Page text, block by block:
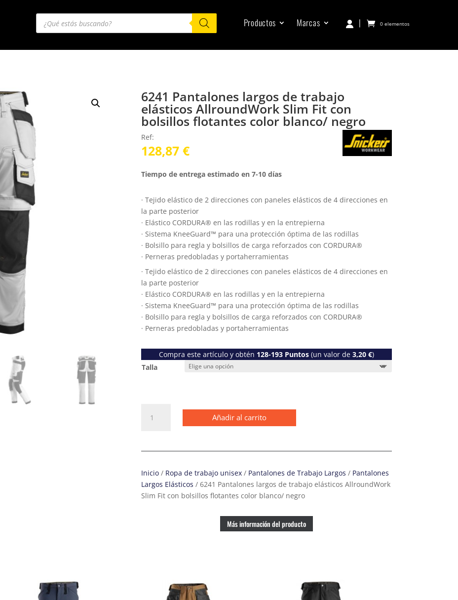
Búsqueda
productos
Productos Marcas | 0 elementos
6241 Pantalones largos de trabajo
elásticos AllroundWork Slim Fit con
bolsillos flotantes color blanco/ negro
Ref:
128,87 €
Tiempo de entrega estimado en 7-10 días
· Tejido elástico de 2 direcciones con paneles elásticos de 4 direcciones en
la parte posterior
· Elástico CORDURA® en las rodillas y en la entrepierna
· Sistema KneeGuard™ para una protección óptima de las rodillas
· Bolsillo para regla y bolsillos de carga reforzados con CORDURA®
· Perneras predobladas y portaherramientas
· Tejido elástico de 2 direcciones con paneles elásticos de 4 direcciones en
la parte posterior
· Elástico CORDURA® en las rodillas y en la entrepierna
· Sistema KneeGuard™ para una protección óptima de las rodillas
· Bolsillo para regla y bolsillos de carga reforzados con CORDURA®
· Perneras predobladas y portaherramientas
Compra este artículo y obtén 128-193Puntos(un valor de 3,20 €)
Talla
Pantalones
trabajo
AllroundWork
Slim
Fit
Añadir al carrito
Inicio/ Ropa de trabajo unisex/ Pantalones de Trabajo Largos / Pantalones
Largos Elásticos / 6241 Pantalones largos de trabajo elásticos AllroundWork
Slim Fit con bolsillos flotantes color blanco/ negro
Más información del producto